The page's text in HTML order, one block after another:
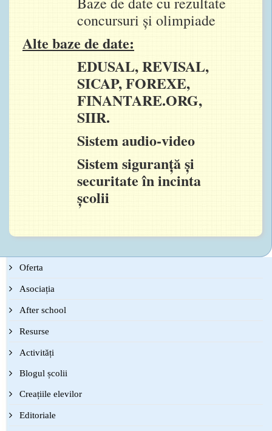
concursuri și olimpiade
Alte baze de date:
EDUSAL, REVISAL,
SICAP, FOREXE,
FINANTARE.ORG,
SIIR.
Sistem audio-video
Sistem siguranță și
securitate în incinta
școlii
Oferta
Asociația
After school
Resurse
Activități
Blogul școlii
Creațiile elevilor
Editoriale